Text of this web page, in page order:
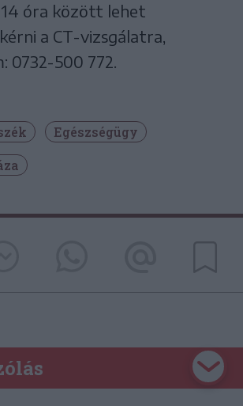
óra között lehet
a CT-vizsgálatra,
0732-500 772.
Egészségügy